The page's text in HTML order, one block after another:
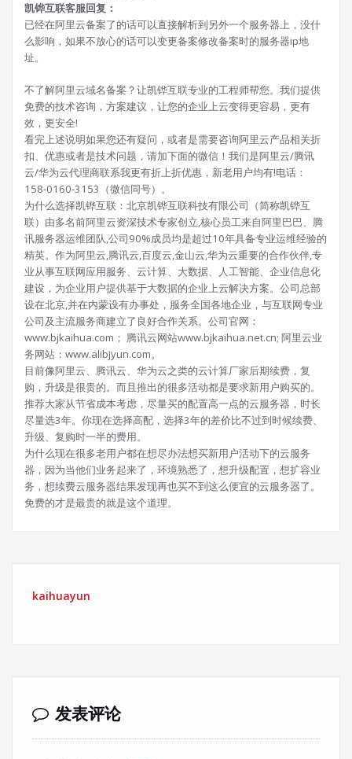
凯铧互联客服回复：
已经在阿里云备案了的话可以直接解析到另外一个服务器上，没什
么影响，如果不放心的话可以变更备案修改备案时的服务器ip地
址。
不了解阿里云域名备案？让凯铧互联专业的工程师帮您。我们提供
免费的技术咨询，方案建议，让您的企业上云变得更容易，更有
效，更安全!
看完上述说明如果您还有疑问，或者是需要咨询阿里云产品相关折
扣、优惠或者是技术问题，请加下面的微信！我们是阿里云/腾讯
云/华为云代理商联系我更有折上折优惠，新老用户均有!电话：
158-0160-3153（微信同号）。
为什么选择凯铧互联：北京凯铧互联科技有限公司（简称凯铧互
联）由多名前阿里云资深技术专家创立,核心员工来自阿里巴巴、腾
讯服务器运维团队,公司90%成员均是超过10年具备专业运维经验的
精英。作为阿里云,腾讯云,百度云,金山云,华为云重要的合作伙伴,专
业从事互联网应用服务、云计算、大数据、人工智能、企业信息化
建设，为企业用户提供基于大数据的企业上云解决方案。公司总部
设在北京,并在内蒙设有办事处，服务全国各地企业，与互联网专业
公司及主流服务商建立了良好合作关系。公司官网：
www.bjkaihua.com； 腾讯云网站www.bjkaihua.net.cn; 阿里云业
务网站：www.alibjyun.com。
目前像阿里云、腾讯云、华为云之类的云计算厂家后期续费，复
购，升级是很贵的。而且推出的很多活动都是要求新用户购买的。
推荐大家从节省成本考虑，尽量买的配置高一点的云服务器，时长
尽量选3年。你现在选择高配，选择3年的差价比不过到时候续费、
升级、复购时一半的费用。
为什么现在很多老用户都在想尽办法想买新用户活动下的云服务
器，因为当他们业务起来了，环境熟悉了，想升级配置，想扩容业
务，想续费云服务器结果发现再也买不到这么便宜的云服务器了。
免费的才是最贵的就是这个道理。
kaihuayun
发表评论